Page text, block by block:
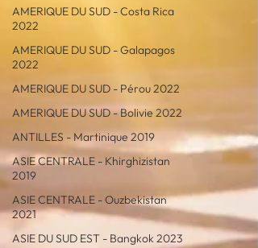
AMERIQUE DU SUD - Costa Rica
2022
AMERIQUE DU SUD - Galapagos
2022
AMERIQUE DU SUD - Pérou 2022
AMERIQUE DU SUD - Bolivie 2022
ANTILLES - Martinique 2019
ASIE CENTRALE - Khirghizistan
2019
ASIE CENTRALE - Ouzbekistan
2021
ASIE DU SUD EST - Bangkok 2023